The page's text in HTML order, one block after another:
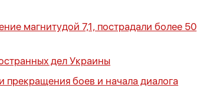
магнитудой 7,1, пострадали более 50
дел Украины
боев и начала диалога